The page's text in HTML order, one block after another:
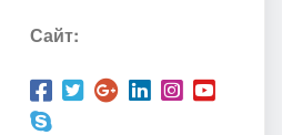
Сайт: